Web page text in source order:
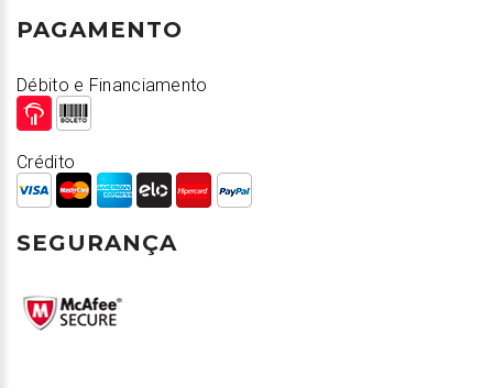
PAGAMENTO
Débito e Financiamento
Crédito
SEGURANÇA